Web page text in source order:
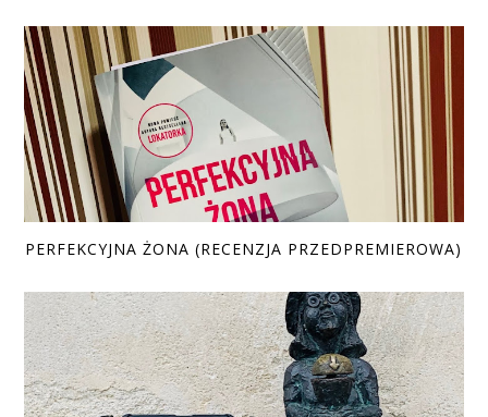
PERFEKCYJNA ŻONA (RECENZJA PRZEDPREMIEROWA)